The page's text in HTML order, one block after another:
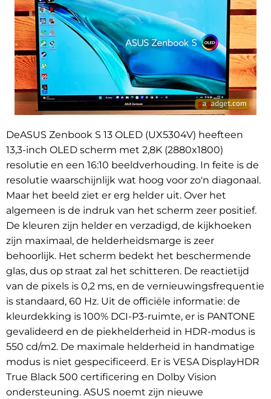
DeASUS Zenbook S 13 OLED (UX5304V) heefteen
13,3-inch OLED scherm met 2,8K (2880x1800)
resolutie en een 16:10 beeldverhouding. In feite is de
resolutie waarschijnlijk wat hoog voor zo'n diagonaal.
Maar het beeld ziet er erg helder uit. Over het
algemeen is de indruk van het scherm zeer positief.
De kleuren zijn helder en verzadigd, de kijkhoeken
zijn maximaal, de helderheidsmarge is zeer
behoorlijk. Het scherm bedekt het beschermende
glas, dus op straat zal het schitteren. De reactietijd
van de pixels is 0,2 ms, en de vernieuwingsfrequentie
is standaard, 60 Hz. Uit de officiële informatie: de
kleurdekking is 100% DCI-P3-ruimte, er is PANTONE
gevalideerd en de piekhelderheid in HDR-modus is
550 cd/m2. De maximale helderheid in handmatige
modus is niet gespecificeerd. Er is VESA DisplayHDR
True Black 500 certificering en Dolby Vision
ondersteuning. ASUS noemt zijn nieuwe